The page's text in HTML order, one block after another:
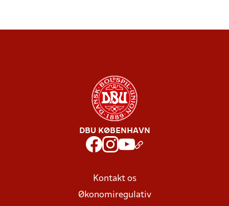
DBU KØBENHAVN
Kontakt os
Økonomiregulativ